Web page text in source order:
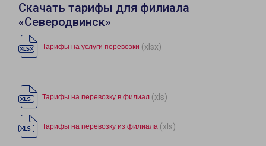
Скачать тарифы для филиала
«Северодвинск»
Тарифы на услуги перевозки (xlsx)
Тарифы на перевозку в филиал (xls)
Тарифы на перевозку из филиала (xls)